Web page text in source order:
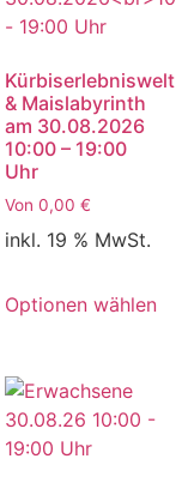
Kürbiserlebniswelt
& Maislabyrinth
am 30.08.2026
10:00 – 19:00
Uhr
Von 0,00 €
inkl. 19 % MwSt.
Optionen wählen